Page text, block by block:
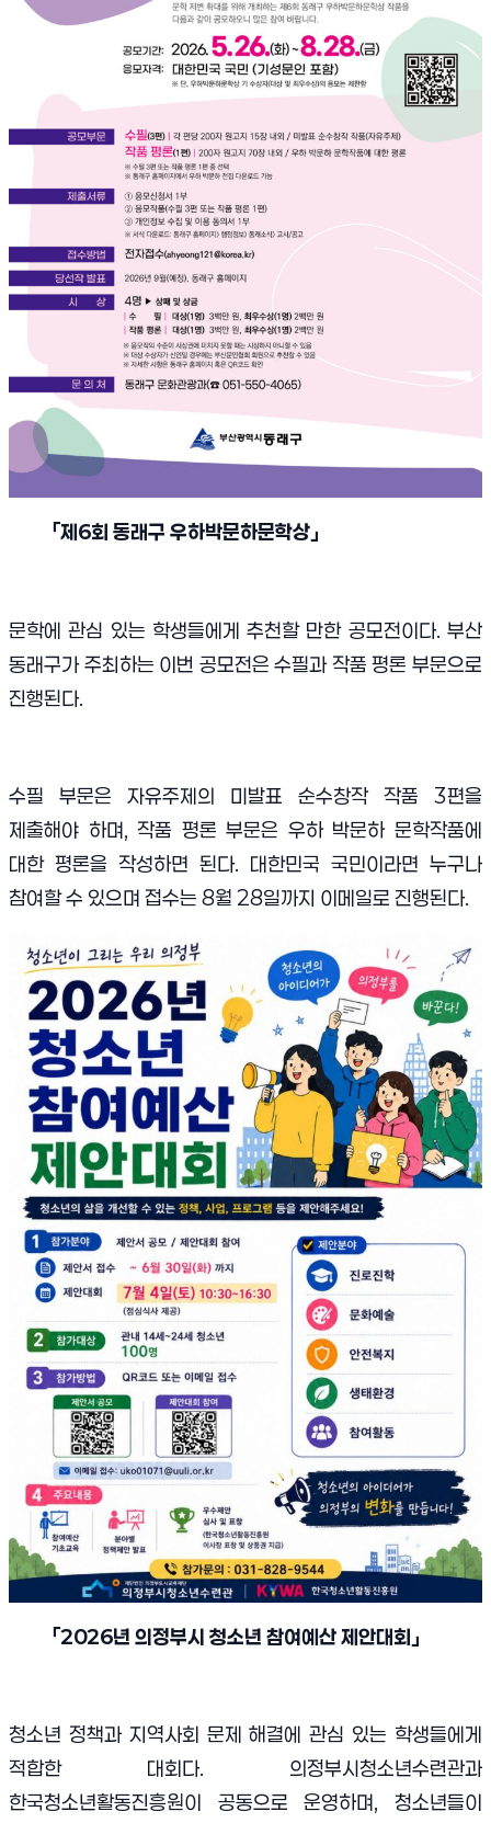
「제6회 동래구 우하박문하문학상」
문학에 관심 있는 학생들에게 추천할 만한 공모전이다. 부산
동래구가 주최하는 이번 공모전은 수필과 작품 평론 부문으로
진행된다.
수필 부문은 자유주제의 미발표 순수창작 작품 3편을
제출해야 하며, 작품 평론 부문은 우하 박문하 문학작품에
대한 평론을 작성하면 된다. 대한민국 국민이라면 누구나
참여할 수 있으며 접수는 8월 28일까지 이메일로 진행된다.
「2026년 의정부시 청소년 참여예산 제안대회 」
청소년 정책과 지역사회 문제 해결에 관심 있는 학생들에게
적합한 대회다. 의정부시청소년수련관과
한국청소년활동진흥원이 공동으로 운영하며, 청소년들이